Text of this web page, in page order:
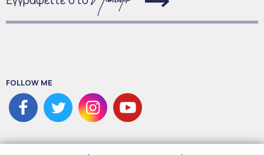
FOLLOW ME